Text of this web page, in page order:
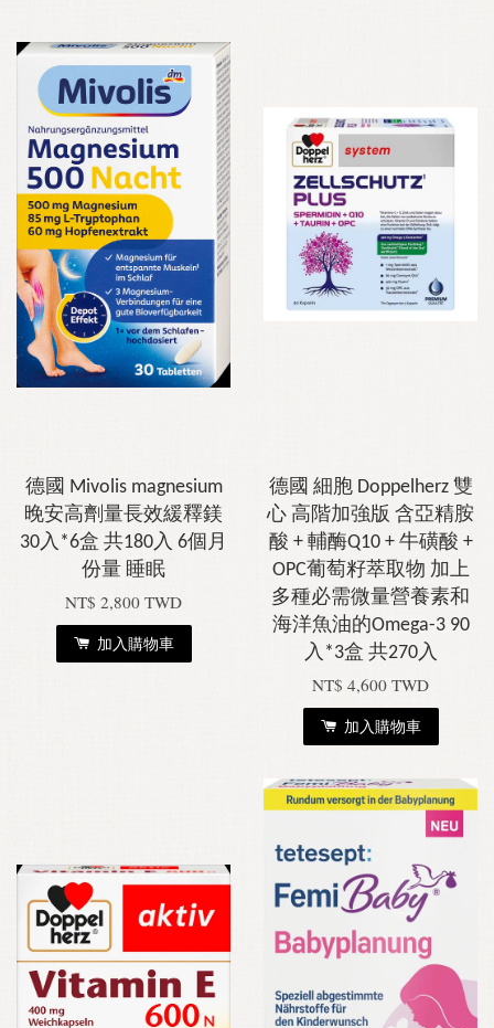
德國 Mivolis magnesium
晚安高劑量長效緩釋鎂
30入*6盒 共180入 6個月
份量 睡眠
NT$ 2,800 TWD
加入購物車
德國 細胞 Doppelherz 雙
心 高階加強版 含亞精胺
酸 + 輔酶Q10 + 牛磺酸 +
OPC葡萄籽萃取物 加上
多種必需微量營養素和
海洋魚油的Omega-3 90
入*3盒 共270入
NT$ 4,600 TWD
加入購物車